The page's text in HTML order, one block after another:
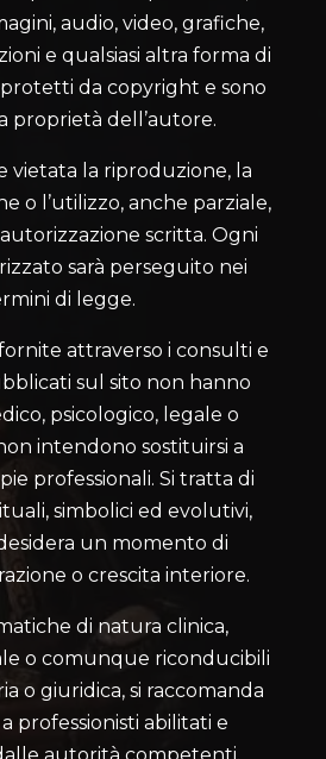
audio, video, grafiche,
e qualsiasi altra forma di
da copyright e sono
proprietà dell’autore.
vietata la riproduzione, la
o l’utilizzo, anche parziale,
scritta. Ogni
sarà perseguito nei
di legge.
attraverso i consulti e
sul sito non hanno
psicologico, legale o
intendono sostituirsi a
professionali. Si tratta di
simbolici ed evolutivi,
un momento di
o crescita interiore.
di natura clinica,
o comunque riconducibili
o giuridica, si raccomanda
professionisti abilitati e